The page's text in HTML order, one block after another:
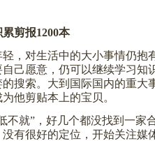
剪报1200本
，对生活中的大小事情仍抱
己愿意，仍可以继续学习知
搜索。大到国际国内的重大
他剪贴本上的宝贝。
不就”，好几个都没找到一家
有很好的定位，开始关注媒